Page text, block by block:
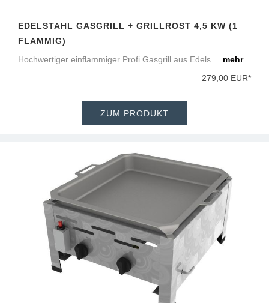
EDELSTAHL GASGRILL + GRILLROST 4,5 KW (1
FLAMMIG)
Hochwertiger einflammiger Profi Gasgrill aus Edels ... mehr
279,00 EUR*
ZUM PRODUKT